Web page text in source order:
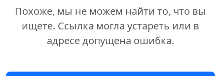
Похоже, мы не можем найти то, что вы
ищете. Ссылка могла устареть или в
адресе допущена ошибка.